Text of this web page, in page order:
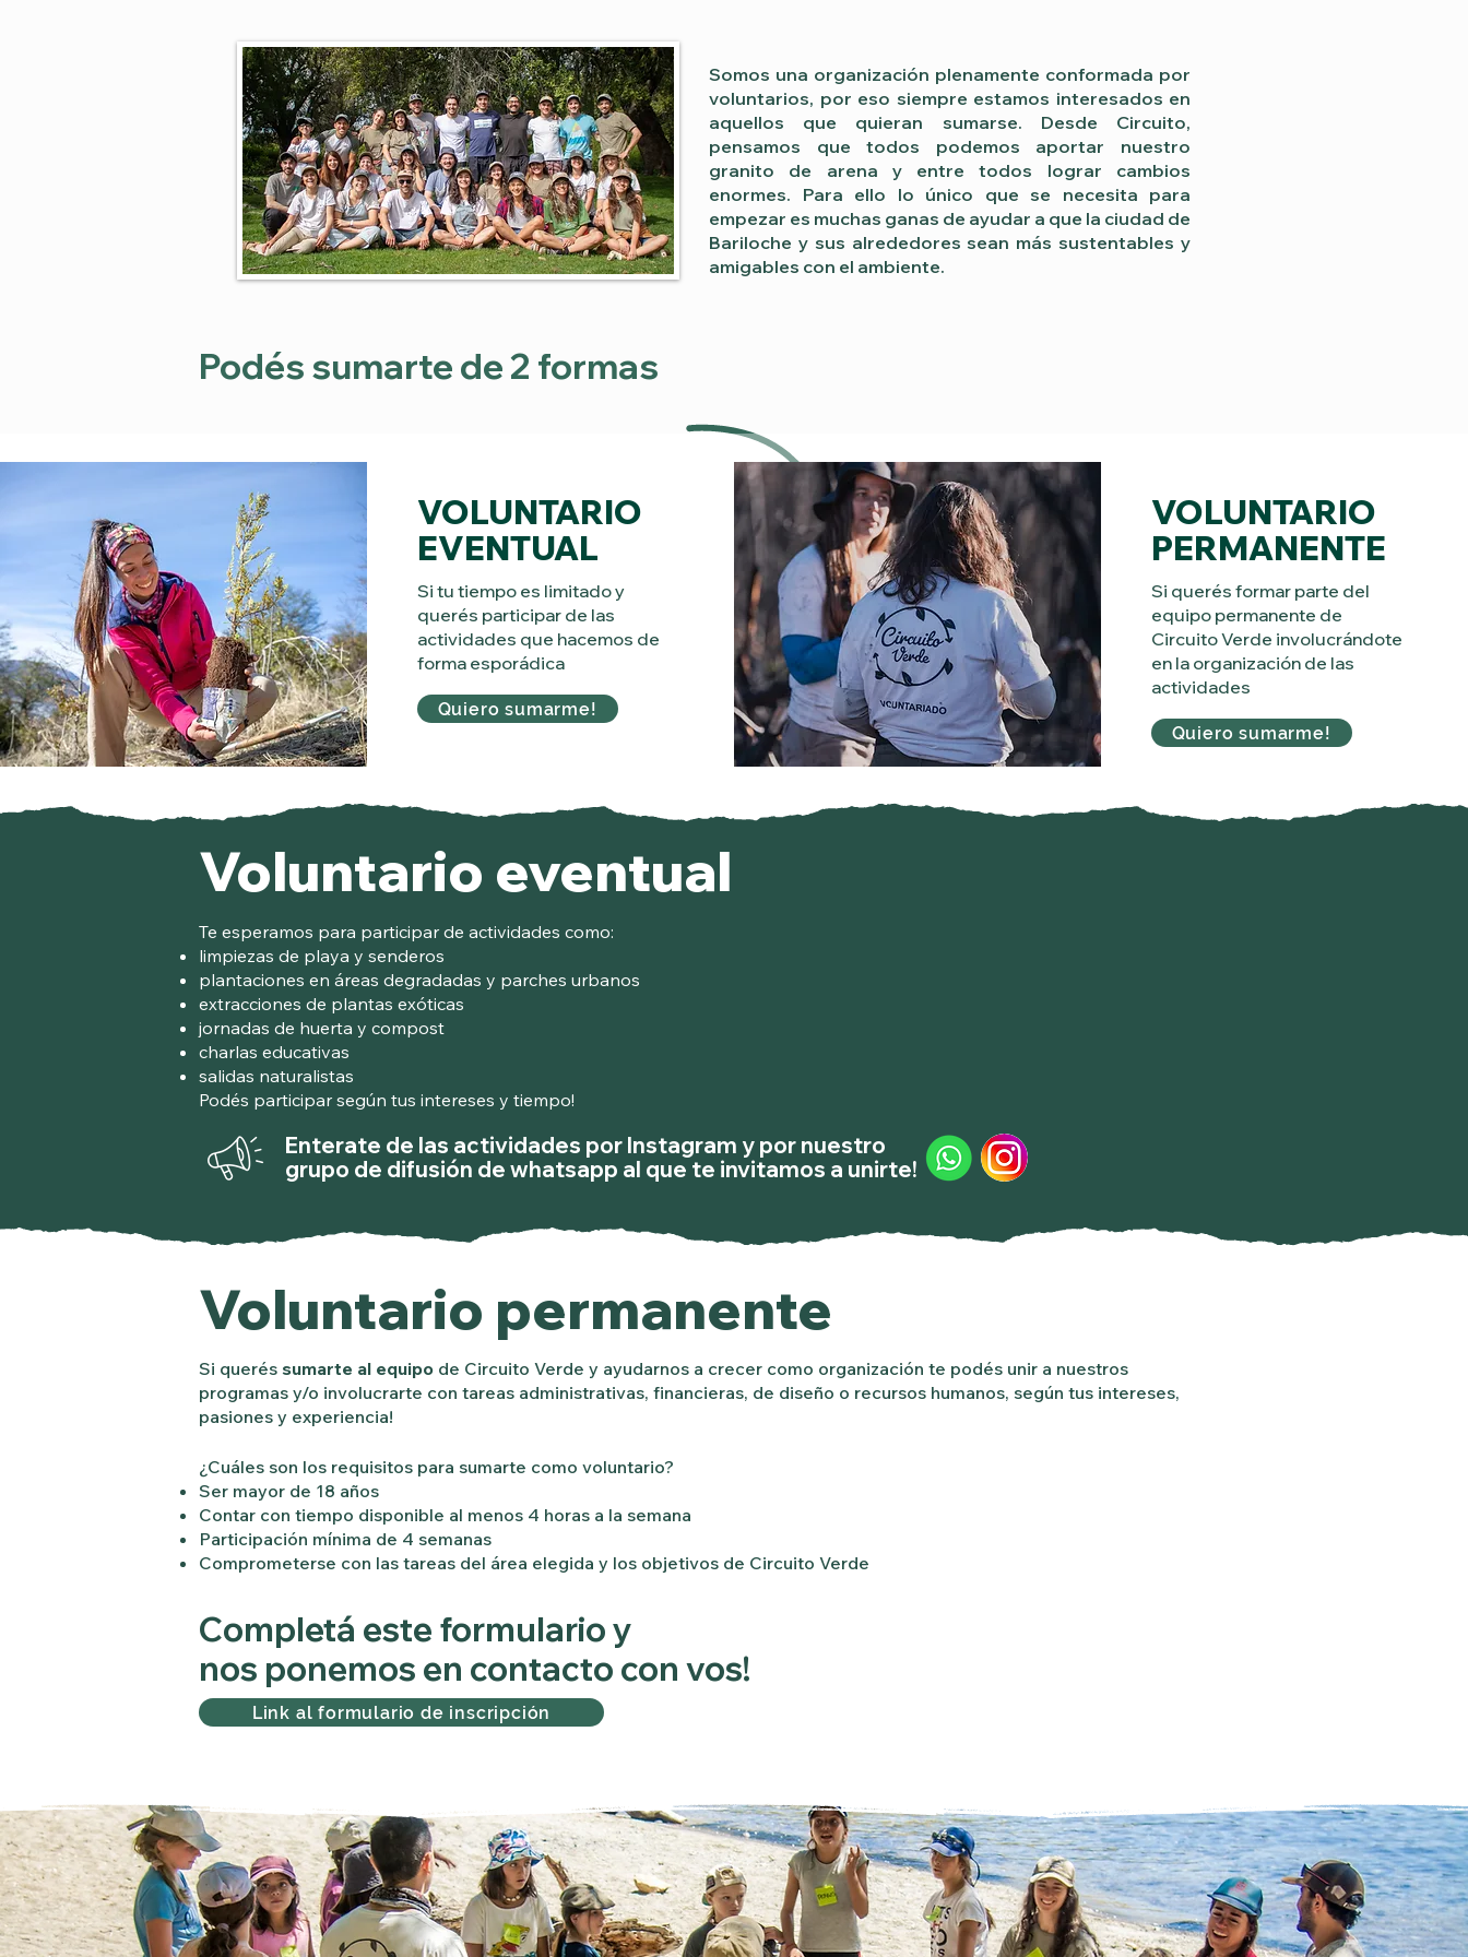
Somos una organización plenamente conformada por
voluntarios, por eso siempre estamos interesados en
aquellos que quieran sumarse. Desde Circuito,
pensamos que todos podemos aportar nuestro
granito de arena y entre todos lograr cambios
enormes. Para ello lo único que se necesita para
empezar es muchas ganas de ayudar a que la ciudad de
Bariloche y sus alrededores sean más sustentables y
amigables con el ambiente.
Podés sumarte de 2 formas
VOLUNTARIO
EVENTUAL
Si tu tiempo es limitado y
querés participar de las
actividades que hacemos de
forma esporádica
Quiero sumarme!
VOLUNTARIO
PERMANENTE
Si querés formar parte del
equipo permanente de
Circuito Verde involucrándote
en la organización de las
actividades
Quiero sumarme!
Voluntario eventual
Te esperamos para participar de actividades como:
limpiezas de playa y senderos
plantaciones en áreas degradadas y parches urbanos
extracciones de plantas exóticas
jornadas de huerta y compost
charlas educativas
salidas naturalistas
Podés participar según tus intereses y tiempo!
Enterate de las actividades por Instagram y por nuestro
grupo de difusión de whatsapp al que te invitamos a unirte!
Voluntario permanente
Si querés sumarte al equipo de Circuito Verde y ayudarnos a crecer como organización te podés unir a nuestros
programas y/o involucrarte con tareas administrativas, financieras, de diseño o recursos humanos, según tus intereses,
pasiones y experiencia!
¿Cuáles son los requisitos para sumarte como voluntario?
Ser mayor de 18 años
Contar con tiempo disponible al menos 4 horas a la semana
Participación mínima de 4 semanas
Comprometerse con las tareas del área elegida y los objetivos de Circuito Verde
Completá este formulario y
nos ponemos en contacto con vos!
Link al formulario de inscripción